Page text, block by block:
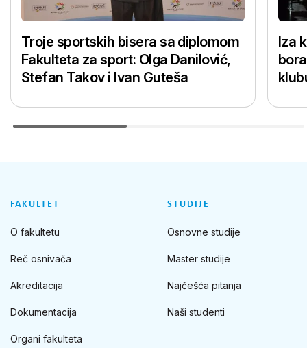
Troje sportskih bisera sa diplomom
Fakulteta za sport: Olga Danilović,
Stefan Takov i Ivan Guteša
Iza
FAKULTET
O fakultetu
Reč osnivača
Akreditacija
Dokumentacija
Organi fakulteta
STUDIJE
Osnovne studije
Master studije
Najčešća pitanja
Naši studenti